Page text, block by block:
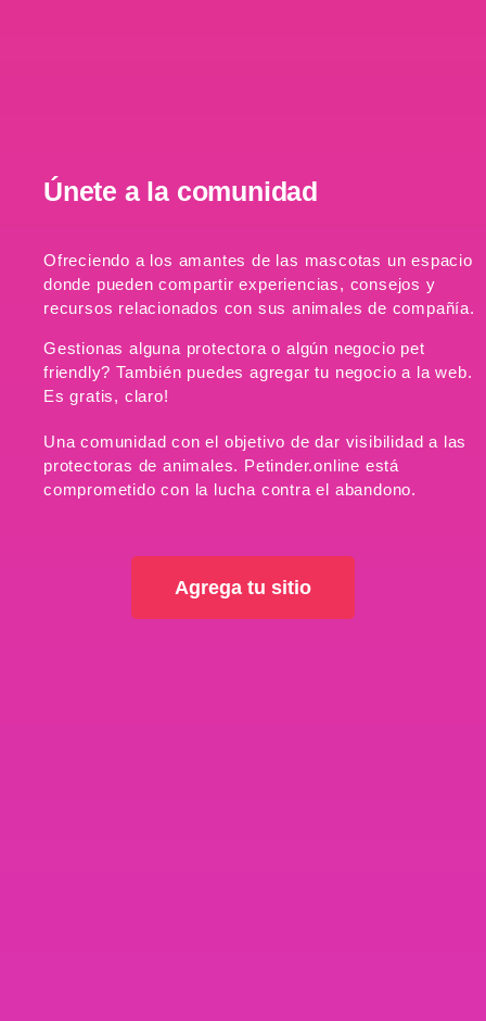
Únete a la comunidad
Ofreciendo a los amantes de las mascotas un espacio
donde pueden compartir experiencias, consejos y
recursos relacionados con sus animales de compañía.
Gestionas alguna protectora o algún negocio pet
friendly? También puedes agregar tu negocio a la web.
Es gratis, claro!
Una comunidad con el objetivo de dar visibilidad a las
protectoras de animales. Petinder.online está
comprometido con la lucha contra el abandono.
Agrega tu sitio